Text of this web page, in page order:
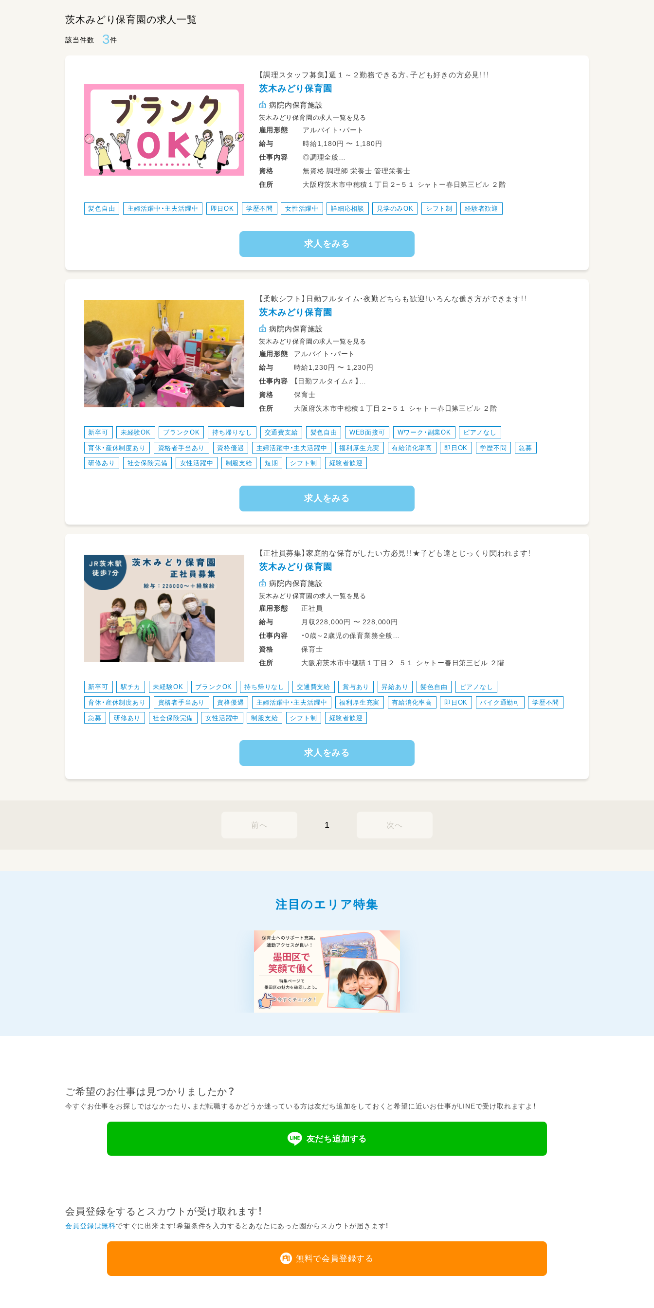
茨木みどり保育園の求人一覧
該当件数 3件
【調理スタッフ募集】週１～２勤務できる方、子ども好きの方必見！！！
茨木みどり保育園
病院内保育施設
茨木みどり保育園の求人一覧を見る
雇用形態
アルバイト・パート
給与
時給1,180円 〜 1,180円
仕事内容
◎調理全般
先輩の先生が優しく教えてくれるので安心してはたらけます！
調理しやすい環境となっています。
資格
無資格 調理師 栄養士 管理栄養士
住所
大阪府茨木市中穂積１丁目２−５１ シャトー春日第三ビル ２階
髪色自由 主婦活躍中・主夫活躍中 即日OK 学歴不問 女性活躍中 詳細応相談 見学のみOK シフト制 経験者歓迎
求人をみる
【柔軟シフト】日勤フルタイム・夜勤どちらも歓迎！いろんな働き方ができます！！
茨木みどり保育園
病院内保育施設
茨木みどり保育園の求人一覧を見る
雇用形態
アルバイト・パート
給与
時給1,230円 〜 1,230円
仕事内容
【日勤フルタイム♬】
・主に保育士のサポート業務（子どもの見守り・遊びの援助、掃除、食事介助など）
・書類業務は少なめ。子どもたちの様子を連絡帳に記入していただき、子どもの様子を
・子供たちの成長を身近に感じられるのも魅力の一つ！
・保育士同士のコミュニケーションも取りやすく、働きやすい環境ですよ。
◎持ち帰り仕事も残業もなしです。
15:30〜 受け入れ・自由遊び
18:00〜 夕食
6:00〜 起床・着替え
7:00〜 朝食
8:00〜9:00 自由遊び・お迎え
資格
保育士
住所
大阪府茨木市中穂積１丁目２−５１ シャトー春日第三ビル ２階
新卒可 未経験OK ブランクOK 持ち帰りなし 交通費支給 髪色自由 WEB面接可 Wワーク・副業OK ピアノなし
育休・産休制度あり 資格者手当あり 資格優遇 主婦活躍中・主夫活躍中 福利厚生充実 有給消化率高 即日OK 学歴不問 急募
研修あり 社会保険完備 女性活躍中 制服支給 短期 シフト制 経験者歓迎
求人をみる
【正社員募集】家庭的な保育がしたい方必見！！★子ども達とじっくり関われます！
茨木みどり保育園
病院内保育施設
茨木みどり保育園の求人一覧を見る
雇用形態
正社員
給与
月収228,000円 〜 228,000円
仕事内容
・0歳～2歳児の保育業務全般
・子どもたちの身の回りのお世話
・日々の遊びや活動のサポート
年齢や成長に合わせた活動の工夫
・保護者とのコミュニケーション
・書類対応
・園内清掃・環境整備など
子どもを見守ります。
子どもたちの生活習慣を身に着けるお手伝いをしていただきます。
天気が良い日は戸外へ出かけることが多いです！
資格
保育士
住所
大阪府茨木市中穂積１丁目２−５１ シャトー春日第三ビル ２階
新卒可 駅チカ 未経験OK ブランクOK 持ち帰りなし 交通費支給 賞与あり 昇給あり 髪色自由 ピアノなし
育休・産休制度あり 資格者手当あり 資格優遇 主婦活躍中・主夫活躍中 福利厚生充実 有給消化率高 即日OK バイク通勤可 学歴不問
急募 研修あり 社会保険完備 女性活躍中 制服支給 シフト制 経験者歓迎
求人をみる
前へ 1 次へ
注目のエリア特集
ご希望のお仕事は見つかりましたか？
今すぐお仕事をお探しではなかったり、まだ転職するかどうか迷っている方は友だち追加をしておくと希望に近いお仕事がLINEで受け取れますよ！
友だち追加する
会員登録をするとスカウトが受け取れます！
会員登録は無料ですぐに出来ます！希望条件を入力するとあなたにあった園からスカウトが届きます！
無料で会員登録する